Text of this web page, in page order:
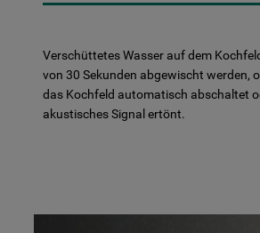
Verschüttetes Wasser auf dem
von 30 Sekunden abgewischt werden,
das Kochfeld automatisch abschaltet
akustisches Signal ertönt.